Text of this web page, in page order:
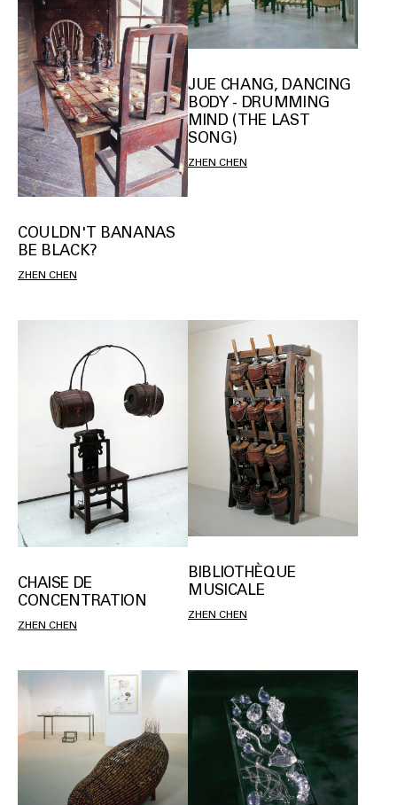
COULDN'T BANANAS
BE BLACK?
ZHEN CHEN
JUE CHANG, DANCING
BODY - DRUMMING
MIND (THE LAST
SONG)
ZHEN CHEN
CHAISE DE
CONCENTRATION
ZHEN CHEN
BIBLIOTHÈQUE
MUSICALE
ZHEN CHEN